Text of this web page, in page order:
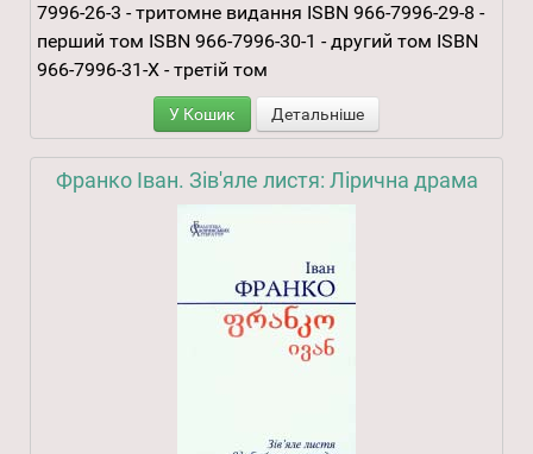
7996-26-3 - тритомне видання ISBN 966-7996-29-8 -
перший том ISBN 966-7996-30-1 - другий том ISBN
966-7996-31-X - третій том
У Кошик Детальніше
Франко Іван. Зів'яле листя: Лірична драма